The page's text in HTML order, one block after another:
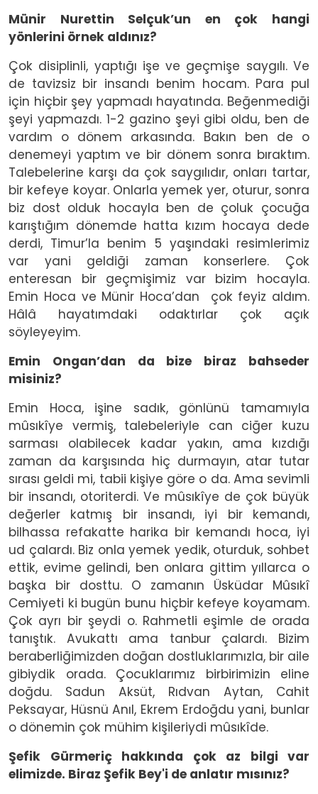
Münir Nurettin Selçuk’un en çok hangi
yönlerini örnek aldınız?
Çok disiplinli, yaptığı işe ve geçmişe saygılı. Ve
de tavizsiz bir insandı benim hocam. Para pul
için hiçbir şey yapmadı hayatında. Beğenmediği
şeyi yapmazdı. 1-2 gazino şeyi gibi oldu, ben de
vardım o dönem arkasında. Bakın ben de o
denemeyi yaptım ve bir dönem sonra bıraktım.
Talebelerine karşı da çok saygılıdır, onları tartar,
bir kefeye koyar. Onlarla yemek yer, oturur, sonra
biz dost olduk hocayla ben de çoluk çocuğa
karıştığım dönemde hatta kızım hocaya dede
derdi, Timur’la benim 5 yaşındaki resimlerimiz
var yani geldiği zaman konserlere. Çok
enteresan bir geçmişimiz var bizim hocayla.
Emin Hoca ve Münir Hoca’dan çok feyiz aldım.
Hâlâ hayatımdaki odaktırlar çok açık
söyleyeyim.
Emin Ongan’dan da bize biraz bahseder
misiniz?
Emin Hoca, işine sadık, gönlünü tamamıyla
mûsıkîye vermiş, talebeleriyle can ciğer kuzu
sarması olabilecek kadar yakın, ama kızdığı
zaman da karşısında hiç durmayın, atar tutar
sırası geldi mi, tabii kişiye göre o da. Ama sevimli
bir insandı, otoriterdi. Ve mûsıkîye de çok büyük
değerler katmış bir insandı, iyi bir kemandı,
bilhassa refakatte harika bir kemandı hoca, iyi
ud çalardı. Biz onla yemek yedik, oturduk, sohbet
ettik, evime gelindi, ben onlara gittim yıllarca o
başka bir dosttu. O zamanın Üsküdar Mûsıkî
Cemiyeti ki bugün bunu hiçbir kefeye koyamam.
Çok ayrı bir şeydi o. Rahmetli eşimle de orada
tanıştık. Avukattı ama tanbur çalardı. Bizim
beraberliğimizden doğan dostluklarımızla, bir aile
gibiydik orada. Çocuklarımız birbirimizin eline
doğdu. Sadun Aksüt, Rıdvan Aytan, Cahit
Peksayar, Hüsnü Anıl, Ekrem Erdoğdu yani, bunlar
o dönemin çok mühim kişileriydi mûsıkîde.
Şefik Gürmeriç hakkında çok az bilgi var
elimizde. Biraz Şefik Bey'i de anlatır mısınız?